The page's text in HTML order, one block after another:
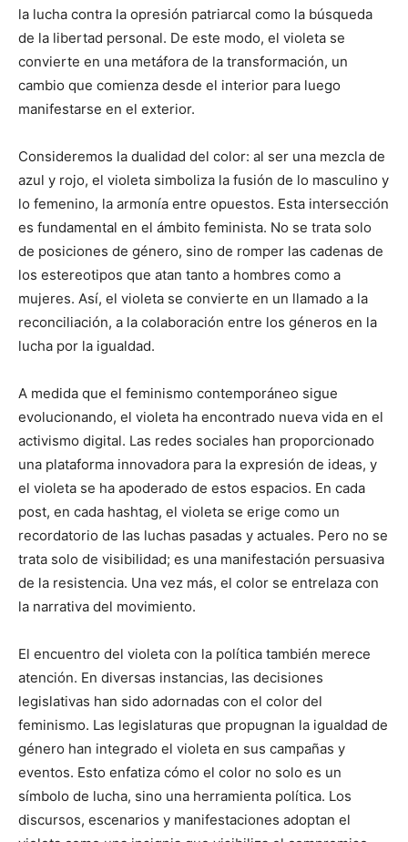
la lucha contra la opresión patriarcal como la búsqueda
de la libertad personal. De este modo, el violeta se
convierte en una metáfora de la transformación, un
cambio que comienza desde el interior para luego
manifestarse en el exterior.
Consideremos la dualidad del color: al ser una mezcla de
azul y rojo, el violeta simboliza la fusión de lo masculino y
lo femenino, la armonía entre opuestos. Esta intersección
es fundamental en el ámbito feminista. No se trata solo
de posiciones de género, sino de romper las cadenas de
los estereotipos que atan tanto a hombres como a
mujeres. Así, el violeta se convierte en un llamado a la
reconciliación, a la colaboración entre los géneros en la
lucha por la igualdad.
A medida que el feminismo contemporáneo sigue
evolucionando, el violeta ha encontrado nueva vida en el
activismo digital. Las redes sociales han proporcionado
una plataforma innovadora para la expresión de ideas, y
el violeta se ha apoderado de estos espacios. En cada
post, en cada hashtag, el violeta se erige como un
recordatorio de las luchas pasadas y actuales. Pero no se
trata solo de visibilidad; es una manifestación persuasiva
de la resistencia. Una vez más, el color se entrelaza con
la narrativa del movimiento.
El encuentro del violeta con la política también merece
atención. En diversas instancias, las decisiones
legislativas han sido adornadas con el color del
feminismo. Las legislaturas que propugnan la igualdad de
género han integrado el violeta en sus campañas y
eventos. Esto enfatiza cómo el color no solo es un
símbolo de lucha, sino una herramienta política. Los
discursos, escenarios y manifestaciones adoptan el